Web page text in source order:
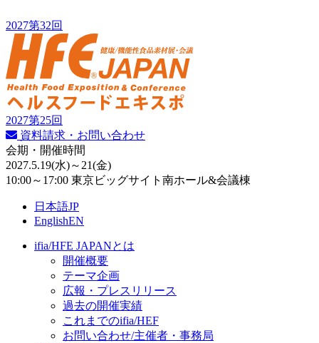
2027第32回
2027第25回
資料請求・お問い合わせ
会期・開催時間
2027.5.19(水)～21(金)
10:00～17:00 東京ビッグサイト南ホール&会議棟
日本語JP
EnglishEN
ifia/HFE JAPANとは
開催概要
テーマ企画
広報・プレスリリース
過去の開催実績
これまでのifia/HEF
お問い合わせ/主催者・事務局